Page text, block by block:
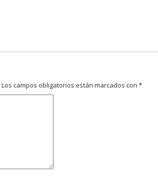
Los campos obligatorios están marcados con *